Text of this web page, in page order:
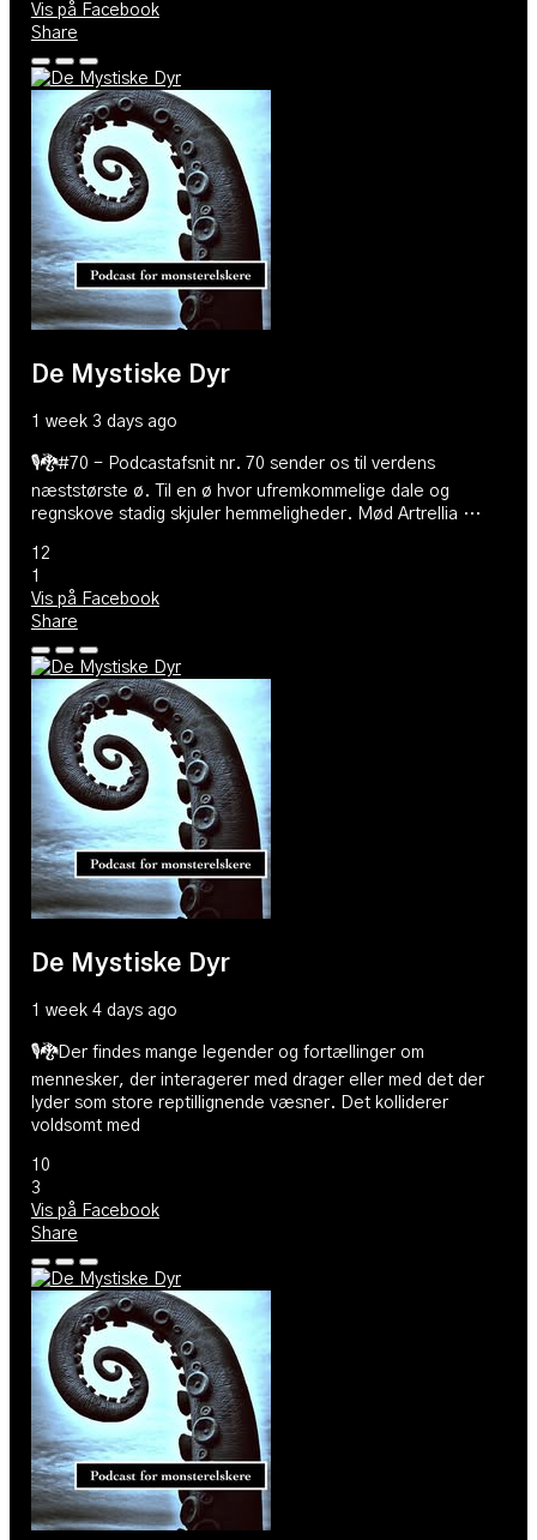
Vis på Facebook
Share
De Mystiske Dyr
1 week 3 days ago
🎙🐉#70 - Podcastafsnit nr. 70 sender os til verdens
næststørste ø. Til en ø hvor ufremkommelige dale og
regnskove stadig skjuler hemmeligheder. Mød Artrellia …
12
1
Vis på Facebook
Share
De Mystiske Dyr
1 week 4 days ago
🎙🐉Der findes mange legender og fortællinger om
mennesker, der interagerer med drager eller med det der
lyder som store reptillignende væsner. Det kolliderer
voldsomt med
10
3
Vis på Facebook
Share